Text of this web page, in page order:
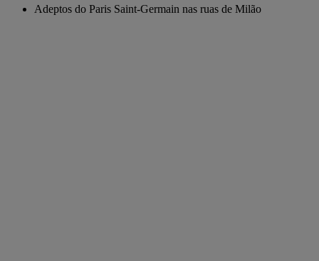
Adeptos do Paris Saint-Germain nas ruas de Milão